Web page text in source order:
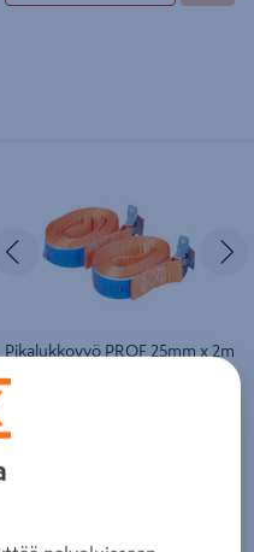
Edellinen
Pikalukkovyö PROF 25mm x 2m
250kg 2kpl